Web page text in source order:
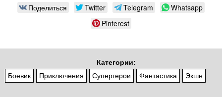
Поделиться Twitter Telegram
Whatsapp
Pinterest
Категории:
Боевик
Приключения Супергерои Фантастика Экшн